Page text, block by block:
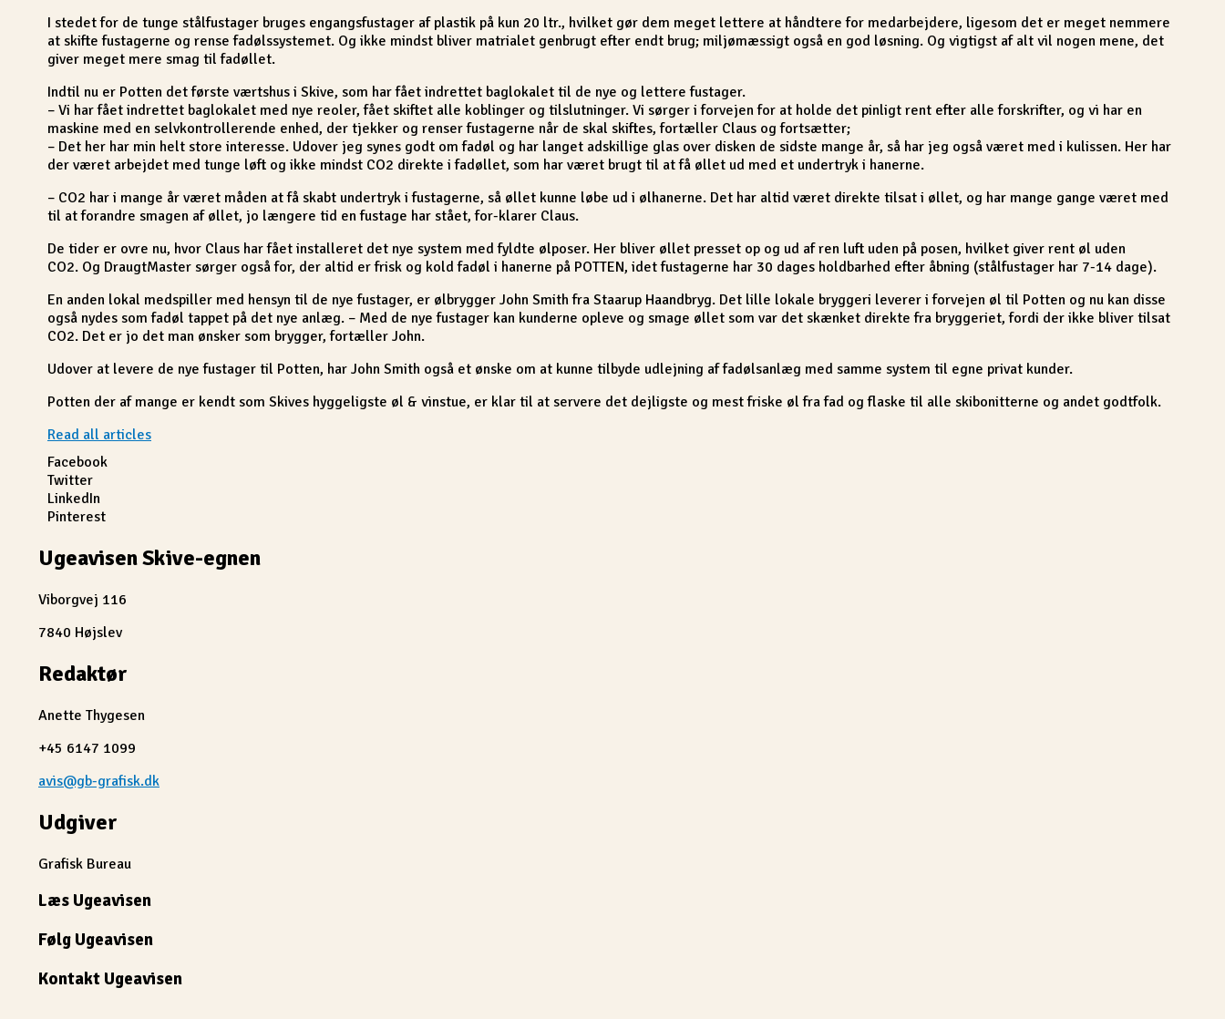
I stedet for de tunge stålfustager bruges engangsfustager af plastik på kun 20 ltr., hvilket gør dem meget lettere at håndtere for medarbejdere, ligesom det er meget nemmere
at skifte fustagerne og rense fadølssystemet. Og ikke mindst bliver matrialet genbrugt efter endt brug; miljømæssigt også en god løsning. Og vigtigst af alt vil nogen mene, det
giver meget mere smag til fadøllet.
Indtil nu er Potten det første værtshus i Skive, som har fået indrettet baglokalet til de nye og lettere fustager.
– Vi har fået indrettet baglokalet med nye reoler, fået skiftet alle koblinger og tilslutninger. Vi sørger i forvejen for at holde det pinligt rent efter alle forskrifter, og vi har en
maskine med en selvkontrollerende enhed, der tjekker og renser fustagerne når de skal skiftes, fortæller Claus og fortsætter;
– Det her har min helt store interesse. Udover jeg synes godt om fadøl og har langet adskillige glas over disken de sidste mange år, så har jeg også været med i kulissen. Her har
der været arbejdet med tunge løft og ikke mindst CO2 direkte i fadøllet, som har været brugt til at få øllet ud med et undertryk i hanerne.
– CO2 har i mange år været måden at få skabt undertryk i fustagerne, så øllet kunne løbe ud i ølhanerne. Det har altid været direkte tilsat i øllet, og har mange gange været med
til at forandre smagen af øllet, jo længere tid en fustage har stået, for-klarer Claus.
De tider er ovre nu, hvor Claus har fået installeret det nye system med fyldte ølposer. Her bliver øllet presset op og ud af ren luft uden på posen, hvilket giver rent øl uden
CO2. Og DraugtMaster sørger også for, der altid er frisk og kold fadøl i hanerne på POTTEN, idet fustagerne har 30 dages holdbarhed efter åbning (stålfustager har 7-14 dage).
En anden lokal medspiller med hensyn til de nye fustager, er ølbrygger John Smith fra Staarup Haandbryg. Det lille lokale bryggeri leverer i forvejen øl til Potten og nu kan disse
også nydes som fadøl tappet på det nye anlæg. – Med de nye fustager kan kunderne opleve og smage øllet som var det skænket direkte fra bryggeriet, fordi der ikke bliver tilsat
CO2. Det er jo det man ønsker som brygger, fortæller John.
Udover at levere de nye fustager til Potten, har John Smith også et ønske om at kunne tilbyde udlejning af fadølsanlæg med samme system til egne privat kunder.
Potten der af mange er kendt som Skives hyggeligste øl & vinstue, er klar til at servere det dejligste og mest friske øl fra fad og flaske til alle skibonitterne og andet godtfolk.
Read all articles
Facebook
Twitter
LinkedIn
Pinterest
Ugeavisen Skive-egnen
Viborgvej 116
7840 Højslev
Redaktør
Anette Thygesen
+45 6147 1099
avis@gb-grafisk.dk
Udgiver
Grafisk Bureau
Læs Ugeavisen
Følg Ugeavisen
Kontakt Ugeavisen